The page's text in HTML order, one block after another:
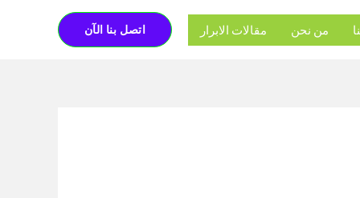
من نحن مقالات الابرار اتصل بنا الآن